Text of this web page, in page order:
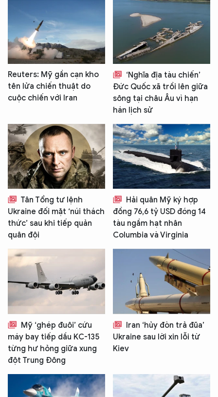
Reuters: Mỹ gần cạn kho
tên lửa chiến thuật do
cuộc chiến với Iran
‘Nghĩa địa tàu chiến’
Đức Quốc xã trồi lên giữa
sông tại châu Âu vì hạn
hán lịch sử
Tân Tổng tư lệnh
Ukraine đối mặt ‘núi thách
thức’ sau khi tiếp quản
quân đội
Hải quân Mỹ ký hợp
đồng 76,6 tỷ USD đóng 14
tàu ngầm hạt nhân
Columbia và Virginia
Mỹ ‘ghép đuôi’ cứu
máy bay tiếp dầu KC-135
từng hư hỏng giữa xung
đột Trung Đông
Iran ‘hủy đòn trả đũa’
Ukraine sau lời xin lỗi từ
Kiev